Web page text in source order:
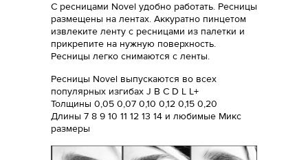
С ресницами Novel удобно работать. Ресницы
размещены на лентах. Аккуратно пинцетом
извлеките ленту с ресницами из палетки и
прикрепите на нужную поверхность.
Ресницы легко снимаются с ленты.
Ресницы Novel выпускаются во всех
популярных изгибах J B C D L L+
Толщины 0,05 0,07 0,10 0,12 0,15 0,20
Длины 7 8 9 10 11 12 13 14 и любимые Микс
размеры